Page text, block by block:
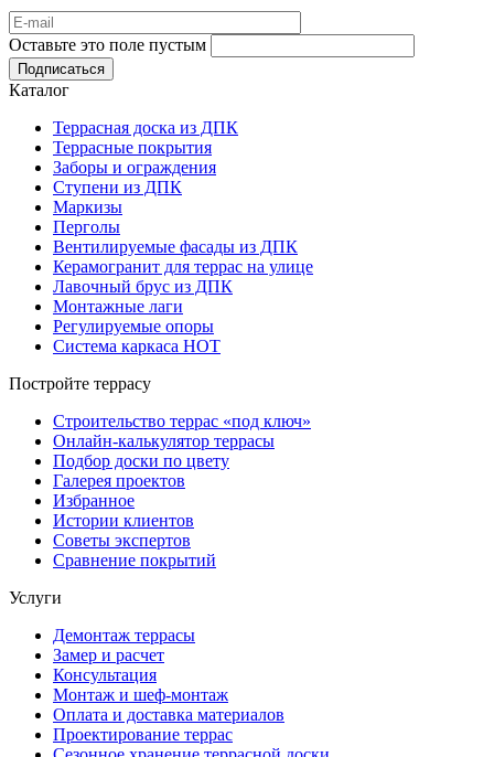
Оставьте это поле пустым
Подписаться
Каталог
Террасная доска из ДПК
Террасные покрытия
Заборы и ограждения
Ступени из ДПК
Маркизы
Перголы
Вентилируемые фасады из ДПК
Керамогранит для террас на улице
Лавочный брус из ДПК
Монтажные лаги
Регулируемые опоры
Система каркаса НОТ
Постройте террасу
Строительство террас «под ключ»
Онлайн-калькулятор террасы
Подбор доски по цвету
Галерея проектов
Избранное
Истории клиентов
Советы экспертов
Сравнение покрытий
Услуги
Демонтаж террасы
Замер и расчет
Консультация
Монтаж и шеф-монтаж
Оплата и доставка материалов
Проектирование террас